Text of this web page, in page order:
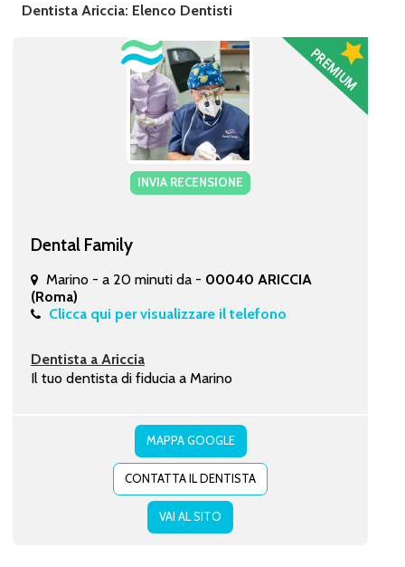
Dentista Ariccia: Elenco Dentisti
INVIA RECENSIONE
Dental Family
Marino - a 20 minuti da - 00040 ARICCIA
(Roma)
Clicca qui per visualizzare il telefono
Dentista a Ariccia
Il tuo dentista di fiducia a Marino
MAPPA GOOGLE
CONTATTA IL DENTISTA
VAI AL SITO